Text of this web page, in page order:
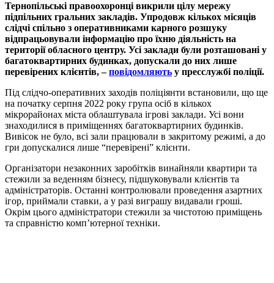
Тернопільські правоохоронці викрили цілу мережу
підпільних гральних закладів. Упродовж кількох місяців
слідчі спільно з оперативниками карного розшуку
відпрацьовували інформацію про їхню діяльність на
території обласного центру. Усі заклади були розташовані у
багатоквартирних будинках, допускали до них лише
перевірених клієнтів, –повідомляють у пресслужбі поліції.
Під слідчо-оперативних заходів поліціянти встановили, що ще
на початку серпня 2022 року група осіб в кількох
мікрорайонах міста облаштувала ігрові заклади. Усі вони
знаходилися в приміщеннях багатоквартирних будинків.
Вивісок не було, всі зали працювали в закритому режимі, а до
гри допускалися лише “перевірені” клієнти.
Організатори незаконних заробітків винайняли квартири та
стежили за веденням бізнесу, підшуковували клієнтів та
адміністраторів. Останні контролювали проведення азартних
ігор, приймали ставки, а у разі виграшу видавали гроші.
Окрім цього адміністратори стежили за чистотою приміщень
та справністю комп’ютерної техніки.